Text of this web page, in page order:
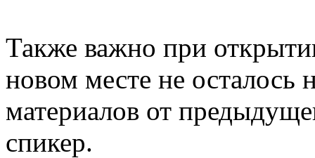
Также важно при
новом месте не
материалов от
спикер.